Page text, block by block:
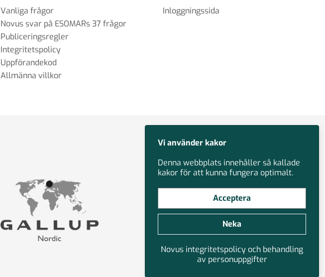
Vanliga frågor
Novus svar på ESOMARs 37 frågor
Publiceringsregler
Integritetspolicy
Uppförandekod
Allmänna villkor
Inloggningssida
Vi använder kakor
Denna webbplats innehåller så kallade
kakor för att kunna fungera optimalt.
Acceptera
Neka
Novus integritetspolicy och behandling
av personuppgifter